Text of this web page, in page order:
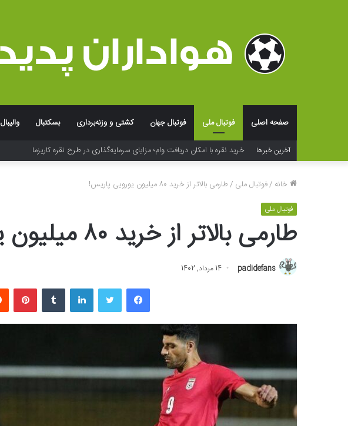
صفحه اصلی فوتبال ملی فوتبال جهان کشتی و وزنه‌برداری بسکتبال والیبال
آخرین خبرها فراتر از لوگو؛ جادوی شخصی‌سازی و بسته‌بندی در خلق تجربه به یاد ماندنی برند
خانه /فوتبال ملی /طارمی بالاتر از خرید ۸۰ میلیون یورویی پاریس!
فوتبال ملی
طارمی بالاتر از خرید ۸۰ میلیون یورویی پاریس!
padidefans 14 مرداد, 1402
فیسبوک لینکداین پینتریست